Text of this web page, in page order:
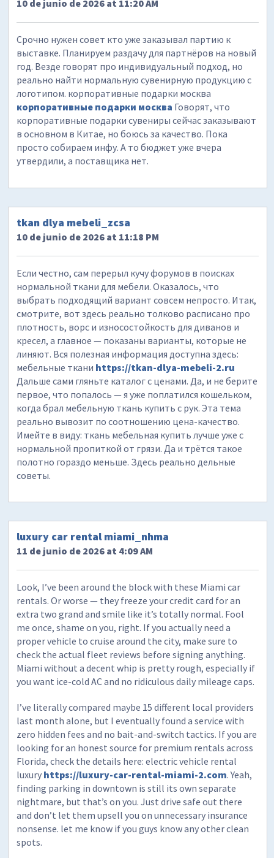
10 de junio de 2026 at 11:20 AM
Срочно нужен совет кто уже заказывал партию к
выставке. Планируем раздачу для партнёров на новый
год. Везде говорят про индивидуальный подход, но
реально найти нормальную сувенирную продукцию с
логотипом. корпоративные подарки москва
корпоративные подарки москва Говорят, что
корпоративные подарки сувениры сейчас заказывают
в основном в Китае, но боюсь за качество. Пока
просто собираем инфу. А то бюджет уже вчера
утвердили, а поставщика нет.
tkan dlya mebeli_zcsa
10 de junio de 2026 at 11:18 PM
Если честно, сам перерыл кучу форумов в поисках
нормальной ткани для мебели. Оказалось, что
выбрать подходящий вариант совсем непросто. Итак,
смотрите, вот здесь реально толково расписано про
плотность, ворс и износостойкость для диванов и
кресел, а главное — показаны варианты, которые не
линяют. Вся полезная информация доступна здесь:
мебельные ткани https://tkan-dlya-mebeli-2.ru
Дальше сами гляньте каталог с ценами. Да, и не берите
первое, что попалось — я уже поплатился кошельком,
когда брал мебельную ткань купить с рук. Эта тема
реально вывозит по соотношению цена-качество.
Имейте в виду: ткань мебельная купить лучше уже с
нормальной пропиткой от грязи. Да и трётся такое
полотно гораздо меньше. Здесь реально дельные
советы.
luxury car rental miami_nhma
11 de junio de 2026 at 4:09 AM
Look, I’ve been around the block with these Miami car
rentals. Or worse — they freeze your credit card for an
extra two grand and smile like it’s totally normal. Fool
me once, shame on you, right. If you actually need a
proper vehicle to cruise around the city, make sure to
check the actual fleet reviews before signing anything.
Miami without a decent whip is pretty rough, especially if
you want ice-cold AC and no ridiculous daily mileage caps.
I’ve literally compared maybe 15 different local providers
last month alone, but I eventually found a service with
zero hidden fees and no bait-and-switch tactics. If you are
looking for an honest source for premium rentals across
Florida, check the details here: electric vehicle rental
luxury https://luxury-car-rental-miami-2.com. Yeah,
finding parking in downtown is still its own separate
nightmare, but that’s on you. Just drive safe out there
and don’t let them upsell you on unnecessary insurance
nonsense. let me know if you guys know any other clean
spots.